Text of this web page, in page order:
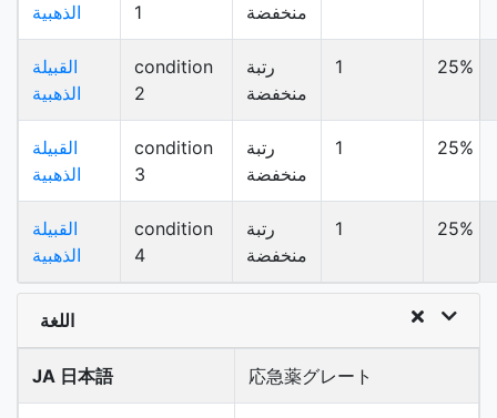
الذهبية
1
منخفضة
القبيلة
الذهبية
condition
2
رتبة
منخفضة
1 25%
القبيلة
الذهبية
condition
3
رتبة
منخفضة
1 25%
القبيلة
الذهبية
condition
4
رتبة
منخفضة
1 25%
اللغة
JA 日本語 応急薬グレート